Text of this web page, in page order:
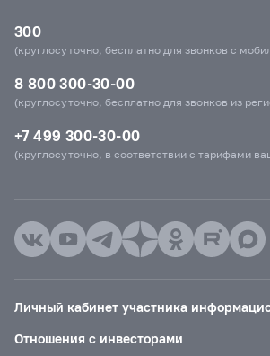
300
(круглосуточно, бесплатно для звонков с
8 800 300-30-00
(круглосуточно, бесплатно для звонков из
+7 499 300-30-00
(круглосуточно, в соответствии с тарифами
Личный кабинет участника
Отношения с инвесторами